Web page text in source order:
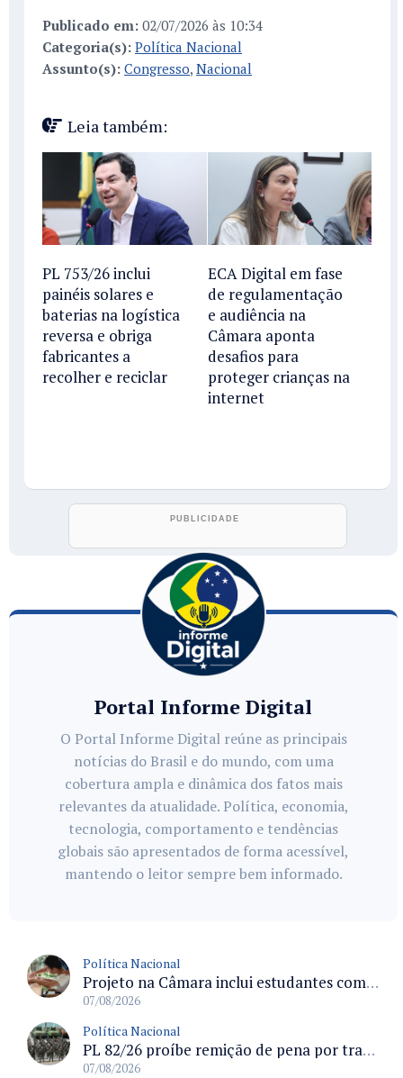
Publicado em: 02/07/2026 às 10:34
Categoria(s): Política Nacional
Assunto(s): Congresso, Nacional
Leia também:
PL 753/26 inclui
painéis solares e
baterias na logística
reversa e obriga
fabricantes a
recolher e reciclar
ECA Digital em fase
de regulamentação
e audiência na
Câmara aponta
desafios para
proteger crianças na
internet
Portal Informe Digital
O Portal Informe Digital reúne as principais
notícias do Brasil e do mundo, com uma
cobertura ampla e dinâmica dos fatos mais
relevantes da atualidade. Política, economia,
tecnologia, comportamento e tendências
globais são apresentados de forma acessível,
mantendo o leitor sempre bem informado.
Política Nacional
Projeto na Câmara inclui estudantes com deficiência no regime escolar especial da LDB e estabelece critérios para frequência
07/08/2026
Política Nacional
PL 82/26 proíbe remição de pena por trabalho em funções militares para condenados por crimes contra o Estado Democrático de Direito
07/08/2026